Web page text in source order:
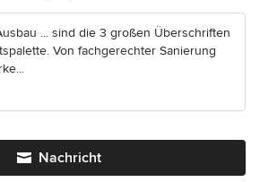
... sind die 3 großen Überschriften
Von fachgerechter Sanierung
Nachricht